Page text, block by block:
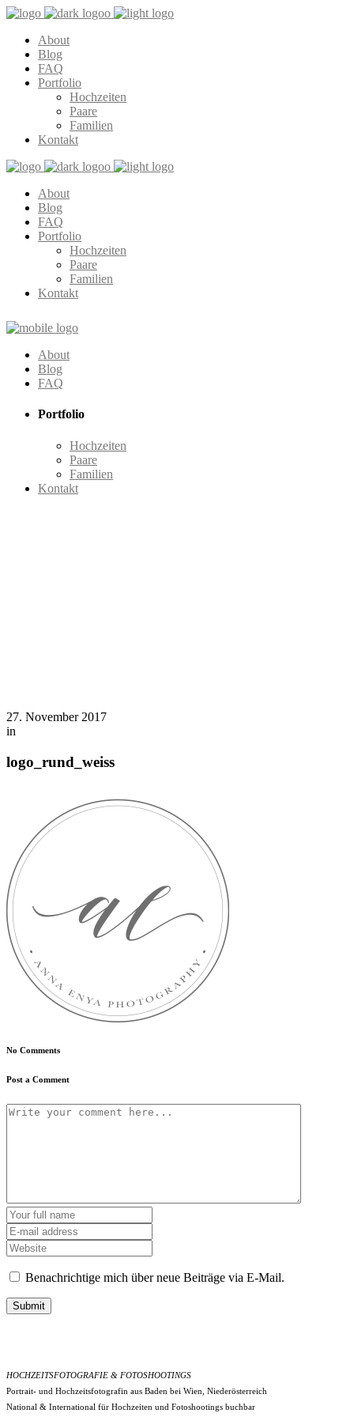
About
Blog
FAQ
Portfolio
Hochzeiten
Paare
Familien
Kontakt
About
Blog
FAQ
Portfolio
Hochzeiten
Paare
Familien
Kontakt
About
Blog
FAQ
Portfolio
Hochzeiten
Paare
Familien
Kontakt
27. November 2017
in
logo_rund_weiss
No Comments
Post a Comment
Benachrichtige mich über neue Beiträge via E-Mail.
Submit
HOCHZEITSFOTOGRAFIE & FOTOSHOOTINGS
Portrait- und Hochzeitsfotografin aus Baden bei Wien, Niederösterreich
National & International für Hochzeiten und Fotoshootings buchbar